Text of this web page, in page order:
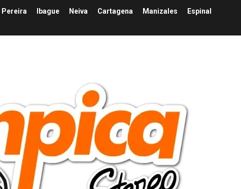
Pereira Ibague Neiva Cartagena Manizales
Espinal